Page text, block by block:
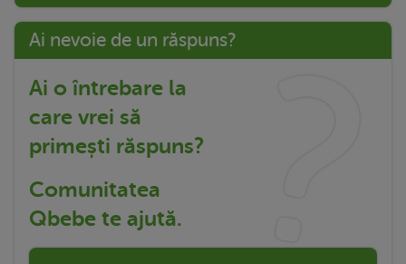
Ai nevoie de un răspuns?
Ai o întrebare la
care vrei să
primești răspuns?
Comunitatea
Qbebe te ajută.